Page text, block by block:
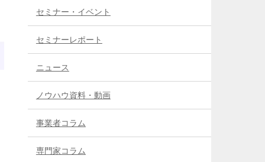
セミナー・イベント
セミナーレポート
ニュース
ノウハウ資料・動画
事業者コラム
専門家コラム